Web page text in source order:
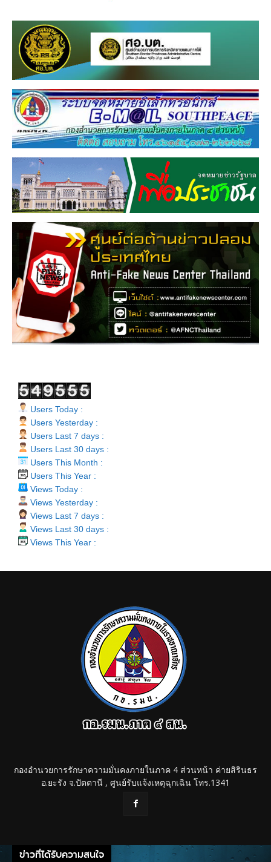
Users Today :
Users Yesterday :
Users Last 7 days :
Users Last 30 days :
Users This Month :
Users This Year :
Views Today :
Views Yesterday :
Views Last 7 days :
Views Last 30 days :
Views This Year :
กองอำนวยการรักษาความมั่นคงภายในภาค 4 ส่วนหน้า ค่ายสิรินธร
อ.ยะรัง จ.ปัตตานี , ศูนย์รับแจ้งเหตุฉุกเฉิน โทร.1341
ข่าวที่ได้รับความสนใจ